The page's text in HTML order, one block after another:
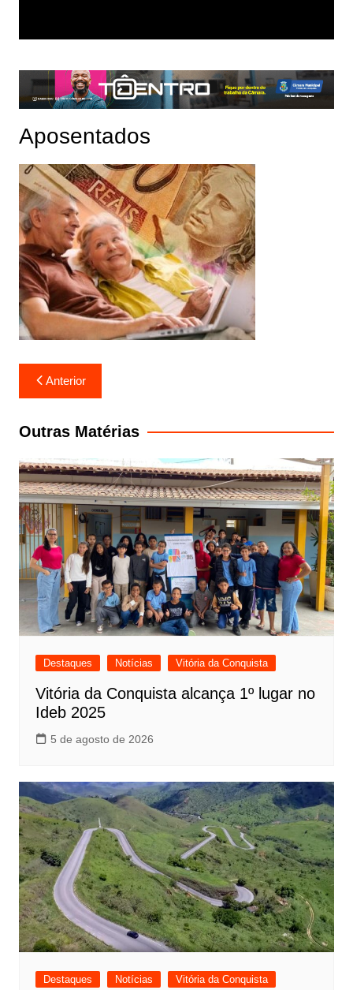
Aposentados
Navegação
de
Post
Anterior
Outras Matérias
Destaques Notícias Vitória da Conquista
Vitória da Conquista alcança 1º lugar no
Ideb 2025
5 de agosto de 2026
Destaques Notícias Vitória da Conquista